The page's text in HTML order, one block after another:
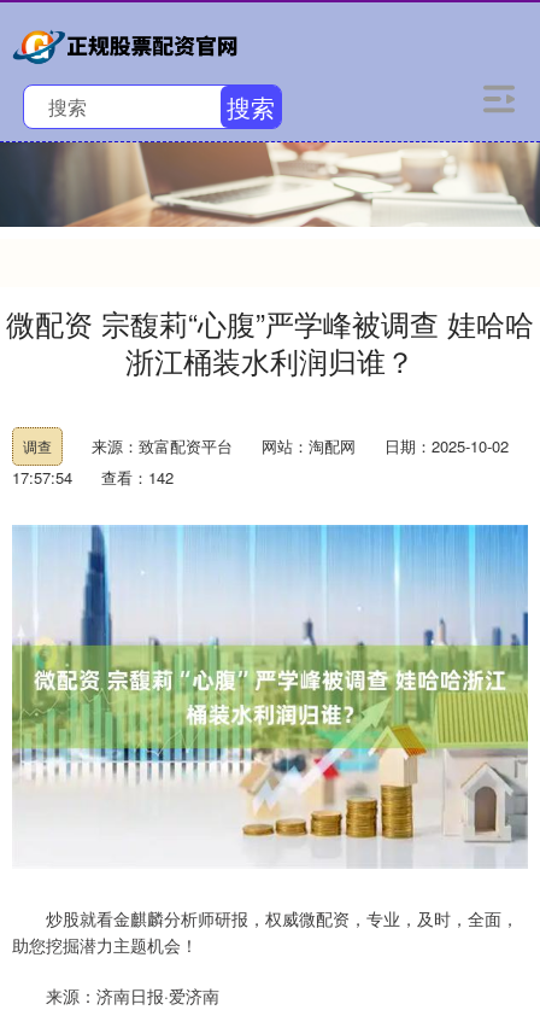
搜索
微配资 宗馥莉“心腹”严学峰被调查 娃哈哈
浙江桶装水利润归谁？
调查 来源：致富配资平台 网站：淘配网
日期：2025-10-02
17:57:54
查看：142
炒股就看金麒麟分析师研报，权威微配资，专业，及时，全面，
助您挖掘潜力主题机会！
来源：济南日报·爱济南